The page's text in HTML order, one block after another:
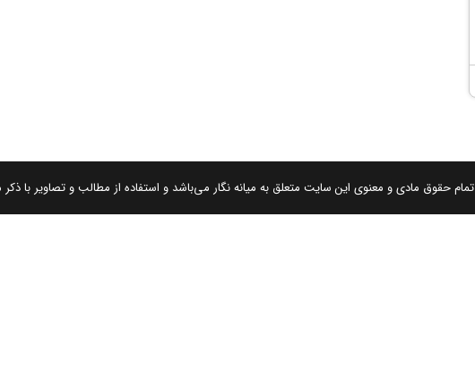
تمام حقوق مادی و معنوی این سایت متعلق به میانه نگار می‌باشد و استفاده از مطالب و تصاویر با ذکر